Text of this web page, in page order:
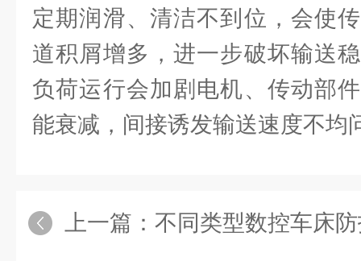
定期润滑、清洁不到位，会使
道积屑增多，进一步破坏输送
负荷运行会加剧电机、传动部
能衰减，间接诱发输送速度不均
上一篇： 不同类型数控车床